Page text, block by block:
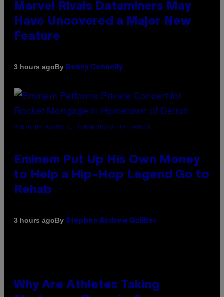
Marvel Rivals Dataminers May
Have Uncovered a Major New
Feature
3 hours agoBy Denny Connolly
PHOTO BY AARON J. THORNTON/GETTY IMAGES
Eminem Put Up His Own Money
to Help a Hip-Hop Legend Go to
Rehab
3 hours agoBy Stephen Andrew Galiher
Why Are Athletes Taking